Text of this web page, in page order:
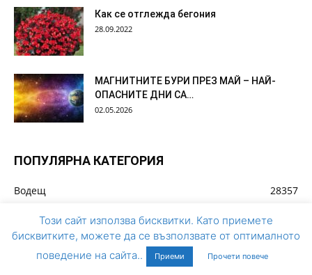
Как се отглежда бегония
28.09.2022
МАГНИТНИТЕ БУРИ ПРЕЗ МАЙ – НАЙ-
ОПАСНИТЕ ДНИ СА…
02.05.2026
ПОПУЛЯРНА КАТЕГОРИЯ
Водещ
28357
Акценти
25951
Регионални
Този сайт използва бисквитки. Като приемете
бисквитките, можете да се възползвате от оптималното
поведение на сайта..
Приеми Прочети повече